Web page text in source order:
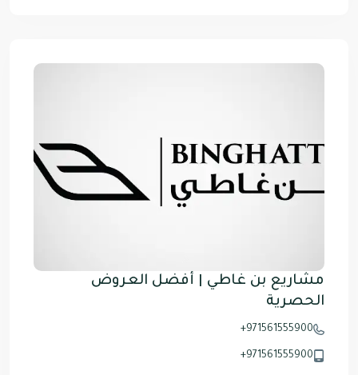
مشاريع بن غاطي | أفضل العروض
الحصرية
971561555900+
971561555900+